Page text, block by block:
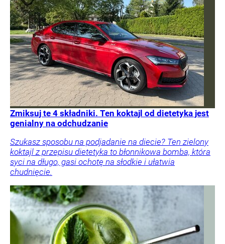
Zmiksuj te 4 składniki. Ten koktajl od dietetyka jest
genialny na odchudzanie
Szukasz sposobu na podjadanie na diecie? Ten zielony
koktajl z przepisu dietetyka to błonnikowa bomba, która
syci na długo, gasi ochotę na słodkie i ułatwia
chudnięcie.